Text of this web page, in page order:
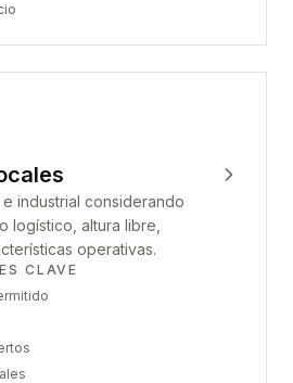
industrial considerando
logístico, altura libre,
operativas.
CLAVE